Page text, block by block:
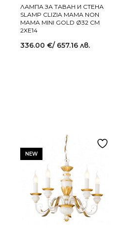
ЛАМПА ЗА ТАВАН И СТЕНА
SLAMP CLIZIA MAMA NON
MAMA MINI GOLD Ø32 СМ
2XE14
336.00 €/ 657.16 лв.
NEW